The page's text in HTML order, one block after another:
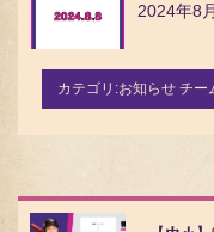
カテゴリ:お知らせ チー